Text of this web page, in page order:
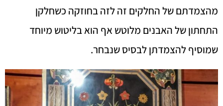
מהצמדתם של החלקים זה לזה בחוזקה כשחלקן
התחתון של האבנים מלוטש אף הוא בליטוש מיוחד
שמוסיף להצמדתן לבסיס שנבחר.